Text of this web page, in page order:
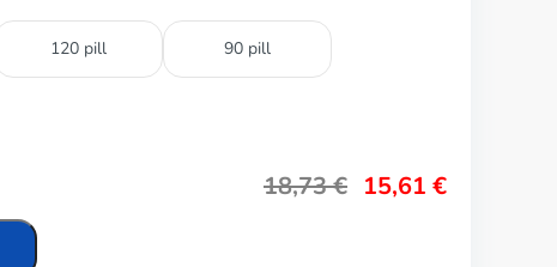
120 pill 90 pill
18,73€ 15,61 €